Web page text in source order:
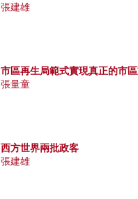
張建雄
市區再生局範式實現真正的市
張量童
西方世界兩批政客
張建雄